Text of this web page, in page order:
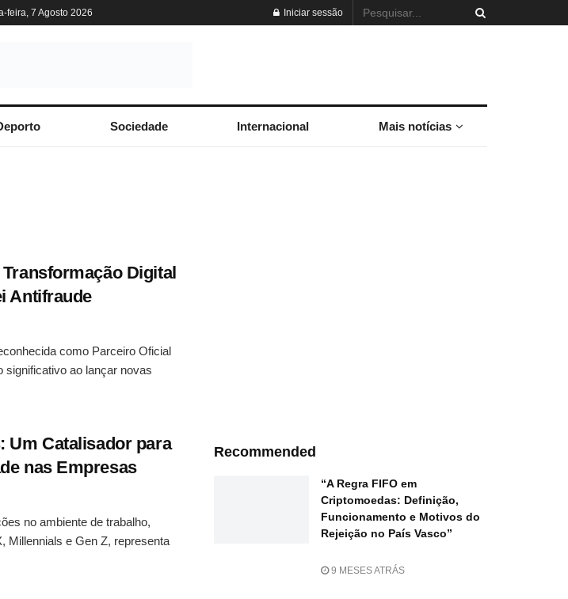
feira, 7 Agosto 2026 Iniciar sessão
Sociedade Internacional Mais notícias
Digital
Antifraude
como Parceiro Oficial
significativo ao lançar novas
Um Catalisador para
nas Empresas
no ambiente de trabalho,
Millennials e Gen Z, representa
Recommended
“A Regra FIFO em
Criptomoedas: Definição,
Funcionamento e Motivos do
Rejeição no País Vasco”
9 MESES ATRÁS